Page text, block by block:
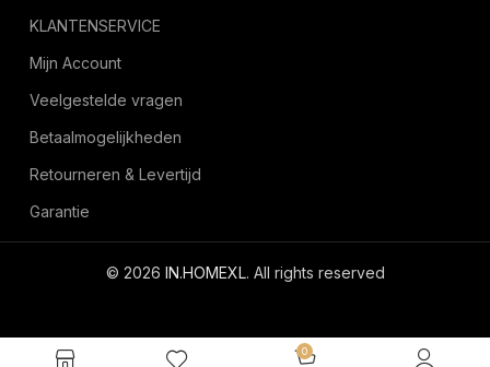
KLANTENSERVICE
Mijn Account
Veelgestelde vragen
Betaalmogelijkheden
Retourneren & Levertijd
Garantie
© 2026 IN.HOMEXL. All rights reserved
0